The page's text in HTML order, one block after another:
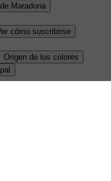
Maradona
cómo suscribirse
Origen de los colores